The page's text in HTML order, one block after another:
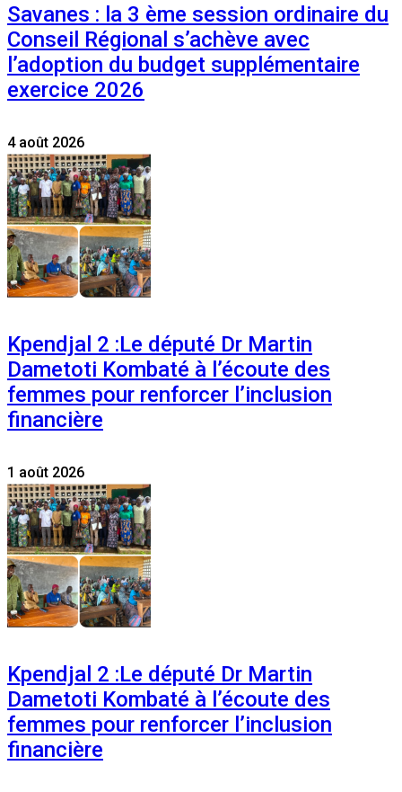
Savanes : la 3 ème session ordinaire du
Conseil Régional s’achève avec
l’adoption du budget supplémentaire
exercice 2026
4 août 2026
Kpendjal 2 :Le député Dr Martin
Dametoti Kombaté à l’écoute des
femmes pour renforcer l’inclusion
financière
1 août 2026
Kpendjal 2 :Le député Dr Martin
Dametoti Kombaté à l’écoute des
femmes pour renforcer l’inclusion
financière